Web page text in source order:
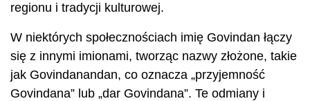
regionu i tradycji kulturowej.
W niektórych społecznościach imię Govindan łączy
się z innymi imionami, tworząc nazwy złożone, takie
jak Govindanandan, co oznacza „przyjemność
Govindana” lub „dar Govindana”. Te odmiany i